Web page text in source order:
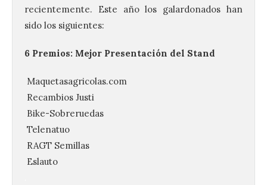
recientemente. Este año los galardonados han
sido los siguientes:
6 Premios: Mejor Presentación del Stand
Maquetasagricolas.com
Recambios Justi
Bike-Sobreruedas
Telenatuo
RAGT Semillas
Eslauto